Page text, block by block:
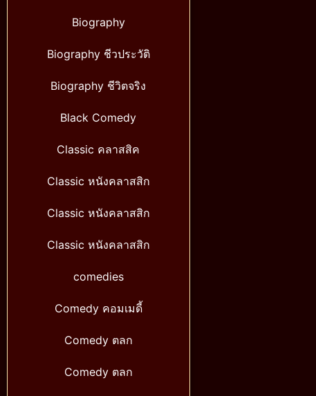
Biography
Biography ชีวประวัติ
Biography ชีวิตจริง
Black Comedy
Classic คลาสสิค
Classic หนังคลาสสิก
Classic หนังคลาสสิก
Classic หนังคลาสสิก
comedies
Comedy คอมเมดี้
Comedy ตลก
Comedy ตลก